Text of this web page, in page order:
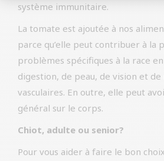
système immunitaire.
La tomate est ajoutée à nos
parce qu’elle peut contribuer à la
problèmes spécifiques à la race
digestion, de peau, de vision et
vasculaires. En outre, elle peut
général sur le corps.
Chiot, adulte ou senior?
Pour vous aider à faire le bon